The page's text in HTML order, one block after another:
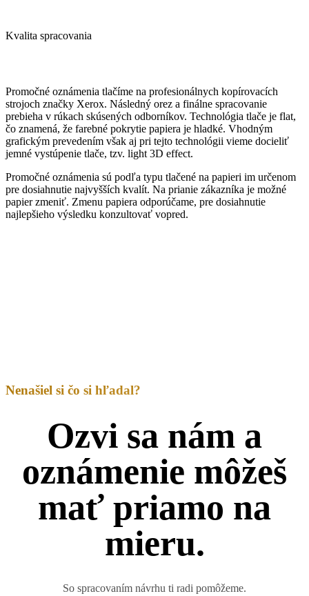
Kvalita spracovania
Promočné oznámenia tlačíme na profesionálnych kopírovacích
strojoch značky Xerox. Následný orez a finálne spracovanie
prebieha v rúkach skúsených odborníkov. Technológia tlače je flat,
čo znamená, že farebné pokrytie papiera je hladké. Vhodným
grafickým prevedením však aj pri tejto technológii vieme docieliť
jemné vystúpenie tlače, tzv. light 3D effect.
Promočné oznámenia sú podľa typu tlačené na papieri im určenom
pre dosiahnutie najvyšších kvalít. Na prianie zákazníka je možné
papier zmeniť. Zmenu papiera odporúčame, pre dosiahnutie
najlepšieho výsledku konzultovať vopred.
Nenašiel si čo si hľadal?
Ozvi sa nám a
oznámenie môžeš
mať priamo na
mieru.
So spracovaním návrhu ti radi pomôžeme.